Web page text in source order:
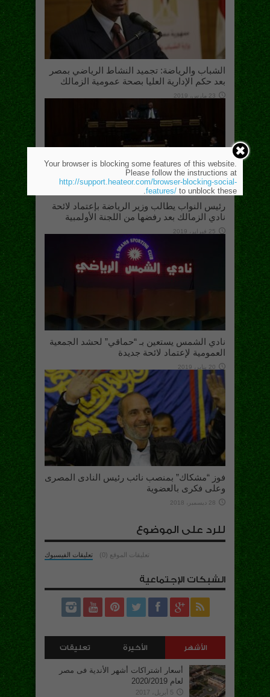
الشباب والرياضة: تجميد النشاط الرياضي بمصر
بعد حكم الإدارية العليا بصحة عمومية الزمالك
23 مارس، 2019
رئيس النواب يطالب وزير الرياضة بإعتماد لائحة
نادي الزمالك بعد رفضها من اللجنة الأولمبية
25 فبراير، 2019
نادي الشمس يستعين بـ “حماقي” لحشد الجمعية
العمومية لإعتماد لائحة جديدة
20 يناير، 2019
فوز “مشكاك” بمنصب نائب رئيس النادى المصرى
وعلى فكرى بالعضوية
28 ديسمبر، 2018
للرد على الموضوع
تعليقات الفيسبوك تعليقات الموقع (0)
الشبكات الإجتماعية
الأشهر الأخيرة تعليقات
أسعار اشتراكات أشهر الأندية فى مصر
لعام 2020/2019
5 أبريل، 2017
Your browser is blocking some features of this website.
Please follow the instructions at
http://support.heateor.com/browser-blocking-social-
features/ to unblock these.